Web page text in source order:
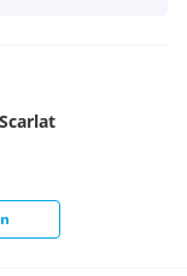
Scarlat